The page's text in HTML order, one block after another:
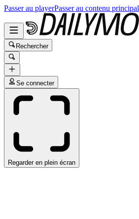
Passer au playerPasser au contenu principal
Rechercher
Se connecter
Regarder en plein écran